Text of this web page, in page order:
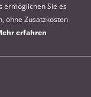
ermöglichen Sie es
ohne Zusatzkosten
erfahren